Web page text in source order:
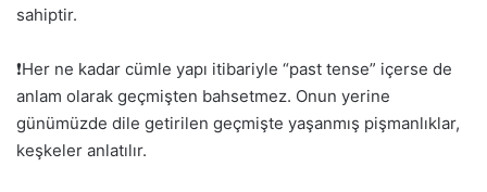
sahiptir.
❗Her ne kadar cümle yapı itibariyle “past tense” içerse de
anlam olarak geçmişten bahsetmez. Onun yerine
günümüzde dile getirilen geçmişte yaşanmış pişmanlıklar,
keşkeler anlatılır.